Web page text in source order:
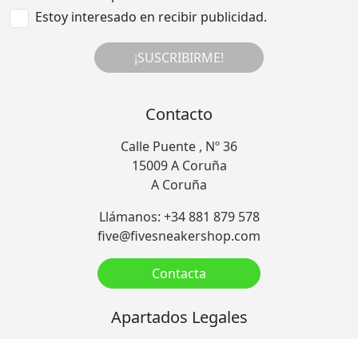
Estoy interesado en recibir publicidad.
¡SUSCRIBIRME!
Contacto
Calle Puente , Nº 36
15009 A Coruña
A Coruña
Llámanos: +34 881 879 578
five@fivesneakershop.com
Contacta
Apartados Legales